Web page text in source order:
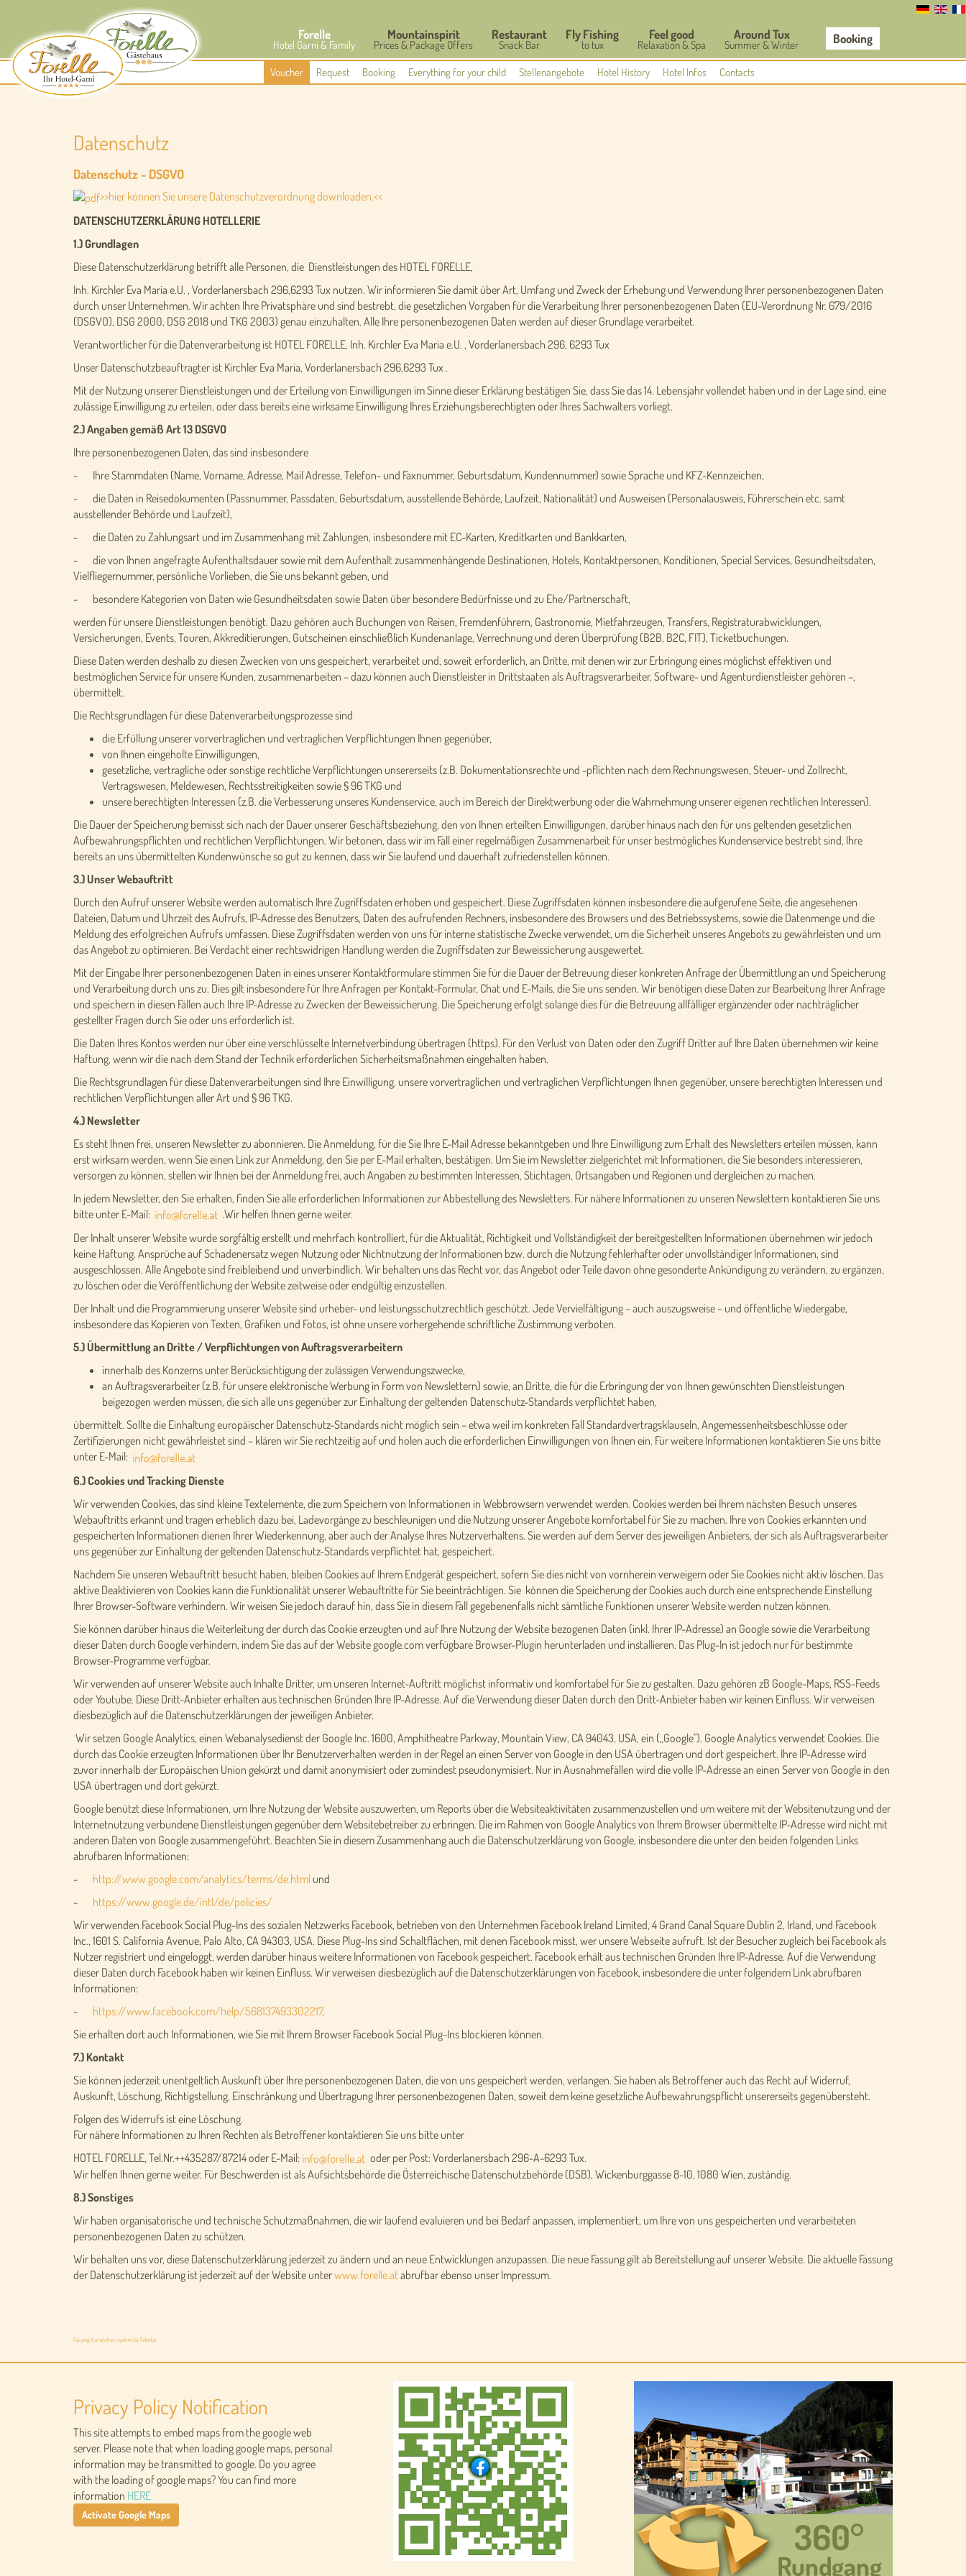
Forelle
Hotel Garni & Family
Mountainspirit
Prices & Package Offers
Restaurant
Snack Bar
Fly Fishing
to tux
Feel good
Relaxation & Spa
Around Tux
Summer & Winter Booking
Voucher Request Booking Everything for your child Stellenangebote Hotel History Hotel Infos Contacts
Datenschutz
Datenschutz - DSGVO
>>hier können Sie unsere Datenschutzverordnung downloaden.<<
DATENSCHUTZERKLÄRUNG HOTELLERIE
1.) Grundlagen
Diese Datenschutzerklärung betrifft alle Personen, die Dienstleistungen des HOTEL FORELLE,
Inh. Kirchler Eva Maria e.U. , Vorderlanersbach 296,6293 Tux nutzen. Wir informieren Sie damit über Art, Umfang und Zweck der Erhebung und Verwendung Ihrer personenbezogenen Daten
durch unser Unternehmen. Wir achten Ihre Privatsphäre und sind bestrebt, die gesetzlichen Vorgaben für die Verarbeitung Ihrer personenbezogenen Daten (EU-Verordnung Nr. 679/2016
(DSGVO), DSG 2000, DSG 2018 und TKG 2003) genau einzuhalten. Alle Ihre personenbezogenen Daten werden auf dieser Grundlage verarbeitet.
Verantwortlicher für die Datenverarbeitung ist HOTEL FORELLE, Inh. Kirchler Eva Maria e.U. , Vorderlanersbach 296, 6293 Tux
Unser Datenschutzbeauftragter ist Kirchler Eva Maria, Vorderlanersbach 296,6293 Tux .
Mit der Nutzung unserer Dienstleistungen und der Erteilung von Einwilligungen im Sinne dieser Erklärung bestätigen Sie, dass Sie das 14. Lebensjahr vollendet haben und in der Lage sind, eine
zulässige Einwilligung zu erteilen, oder dass bereits eine wirksame Einwilligung Ihres Erziehungsberechtigten oder Ihres Sachwalters vorliegt.
2.) Angaben gemäß Art 13 DSGVO
Ihre personenbezogenen Daten, das sind insbesondere
- Ihre Stammdaten (Name, Vorname, Adresse, Mail Adresse, Telefon- und Faxnummer, Geburtsdatum, Kundennummer) sowie Sprache und KFZ-Kennzeichen,
- die Daten in Reisedokumenten (Passnummer, Passdaten, Geburtsdatum, ausstellende Behörde, Laufzeit, Nationalität) und Ausweisen (Personalausweis, Führerschein etc. samt
ausstellender Behörde und Laufzeit),
- die Daten zu Zahlungsart und im Zusammenhang mit Zahlungen, insbesondere mit EC-Karten, Kreditkarten und Bankkarten,
- die von Ihnen angefragte Aufenthaltsdauer sowie mit dem Aufenthalt zusammenhängende Destinationen, Hotels, Kontaktpersonen, Konditionen, Special Services, Gesundheitsdaten,
Vielfliegernummer, persönliche Vorlieben, die Sie uns bekannt geben, und
- besondere Kategorien von Daten wie Gesundheitsdaten sowie Daten über besondere Bedürfnisse und zu Ehe/Partnerschaft,
werden für unsere Dienstleistungen benötigt. Dazu gehören auch Buchungen von Reisen, Fremdenführern, Gastronomie, Mietfahrzeugen, Transfers, Registraturabwicklungen,
Versicherungen, Events, Touren, Akkreditierungen, Gutscheinen einschließlich Kundenanlage, Verrechnung und deren Überprüfung (B2B, B2C, FIT), Ticketbuchungen.
Diese Daten werden deshalb zu diesen Zwecken von uns gespeichert, verarbeitet und, soweit erforderlich, an Dritte, mit denen wir zur Erbringung eines möglichst effektiven und
bestmöglichen Service für unsere Kunden, zusammenarbeiten – dazu können auch Dienstleister in Drittstaaten als Auftragsverarbeiter, Software- und Agenturdienstleister gehören –,
übermittelt.
Die Rechtsgrundlagen für diese Datenverarbeitungsprozesse sind
die Erfüllung unserer vorvertraglichen und vertraglichen Verpflichtungen Ihnen gegenüber,
von Ihnen eingeholte Einwilligungen,
gesetzliche, vertragliche oder sonstige rechtliche Verpflichtungen unsererseits (z.B. Dokumentationsrechte und -pflichten nach dem Rechnungswesen, Steuer- und Zollrecht,
Vertragswesen, Meldewesen, Rechtsstreitigkeiten sowie § 96 TKG und
unsere berechtigten Interessen (z.B. die Verbesserung unseres Kundenservice, auch im Bereich der Direktwerbung oder die Wahrnehmung unserer eigenen rechtlichen Interessen).
Die Dauer der Speicherung bemisst sich nach der Dauer unserer Geschäftsbeziehung, den von Ihnen erteilten Einwilligungen, darüber hinaus nach den für uns geltenden gesetzlichen
Aufbewahrungspflichten und rechtlichen Verpflichtungen. Wir betonen, dass wir im Fall einer regelmäßigen Zusammenarbeit für unser bestmögliches Kundenservice bestrebt sind, Ihre
bereits an uns übermittelten Kundenwünsche so gut zu kennen, dass wir Sie laufend und dauerhaft zufriedenstellen können.
3.) Unser Webauftritt
Durch den Aufruf unserer Website werden automatisch Ihre Zugriffsdaten erhoben und gespeichert. Diese Zugriffsdaten können insbesondere die aufgerufene Seite, die angesehenen
Dateien, Datum und Uhrzeit des Aufrufs, IP-Adresse des Benutzers, Daten des aufrufenden Rechners, insbesondere des Browsers und des Betriebssystems, sowie die Datenmenge und die
Meldung des erfolgreichen Aufrufs umfassen. Diese Zugriffsdaten werden von uns für interne statistische Zwecke verwendet, um die Sicherheit unseres Angebots zu gewährleisten und um
das Angebot zu optimieren. Bei Verdacht einer rechtswidrigen Handlung werden die Zugriffsdaten zur Beweissicherung ausgewertet.
Mit der Eingabe Ihrer personenbezogenen Daten in eines unserer Kontaktformulare stimmen Sie für die Dauer der Betreuung dieser konkreten Anfrage der Übermittlung an und Speicherung
und Verarbeitung durch uns zu. Dies gilt insbesondere für Ihre Anfragen per Kontakt-Formular, Chat und E-Mails, die Sie uns senden. Wir benötigen diese Daten zur Bearbeitung Ihrer Anfrage
und speichern in diesen Fällen auch Ihre IP-Adresse zu Zwecken der Beweissicherung. Die Speicherung erfolgt solange dies für die Betreuung allfälliger ergänzender oder nachträglicher
gestellter Fragen durch Sie oder uns erforderlich ist.
Die Daten Ihres Kontos werden nur über eine verschlüsselte Internetverbindung übertragen (https). Für den Verlust von Daten oder den Zugriff Dritter auf Ihre Daten übernehmen wir keine
Haftung, wenn wir die nach dem Stand der Technik erforderlichen Sicherheitsmaßnahmen eingehalten haben.
Die Rechtsgrundlagen für diese Datenverarbeitungen sind Ihre Einwilligung, unsere vorvertraglichen und vertraglichen Verpflichtungen Ihnen gegenüber, unsere berechtigten Interessen und
rechtlichen Verpflichtungen aller Art und § 96 TKG.
4.) Newsletter
Es steht Ihnen frei, unseren Newsletter zu abonnieren. Die Anmeldung, für die Sie Ihre E-Mail Adresse bekanntgeben und Ihre Einwilligung zum Erhalt des Newsletters erteilen müssen, kann
erst wirksam werden, wenn Sie einen Link zur Anmeldung, den Sie per E-Mail erhalten, bestätigen. Um Sie im Newsletter zielgerichtet mit Informationen, die Sie besonders interessieren,
versorgen zu können, stellen wir Ihnen bei der Anmeldung frei, auch Angaben zu bestimmten Interessen, Stichtagen, Ortsangaben und Regionen und dergleichen zu machen.
In jedem Newsletter, den Sie erhalten, finden Sie alle erforderlichen Informationen zur Abbestellung des Newsletters. Für nähere Informationen zu unseren Newslettern kontaktieren Sie uns
bitte unter E-Mail:
.Wir helfen Ihnen gerne weiter.
Der Inhalt unserer Website wurde sorgfältig erstellt und mehrfach kontrolliert, für die Aktualität, Richtigkeit und Vollständigkeit der bereitgestellten Informationen übernehmen wir jedoch
keine Haftung. Ansprüche auf Schadenersatz wegen Nutzung oder Nichtnutzung der Informationen bzw. durch die Nutzung fehlerhafter oder unvollständiger Informationen, sind
ausgeschlossen. Alle Angebote sind freibleibend und unverbindlich. Wir behalten uns das Recht vor, das Angebot oder Teile davon ohne gesonderte Ankündigung zu verändern, zu ergänzen,
zu löschen oder die Veröffentlichung der Website zeitweise oder endgültig einzustellen.
Der Inhalt und die Programmierung unserer Website sind urheber- und leistungsschutzrechtlich geschützt. Jede Vervielfältigung – auch auszugsweise – und öffentliche Wiedergabe,
insbesondere das Kopieren von Texten, Grafiken und Fotos, ist ohne unsere vorhergehende schriftliche Zustimmung verboten.
5.) Übermittlung an Dritte / Verpflichtungen von Auftragsverarbeitern
innerhalb des Konzerns unter Berücksichtigung der zulässigen Verwendungszwecke,
an Auftragsverarbeiter (z.B. für unsere elektronische Werbung in Form von Newslettern) sowie, an Dritte, die für die Erbringung der von Ihnen gewünschten Dienstleistungen
beigezogen werden müssen, die sich alle uns gegenüber zur Einhaltung der geltenden Datenschutz-Standards verpflichtet haben,
übermittelt. Sollte die Einhaltung europäischer Datenschutz-Standards nicht möglich sein – etwa weil im konkreten Fall Standardvertragsklauseln, Angemessenheitsbeschlüsse oder
Zertifizierungen nicht gewährleistet sind – klären wir Sie rechtzeitig auf und holen auch die erforderlichen Einwilligungen von Ihnen ein. Für weitere Informationen kontaktieren Sie uns bitte
unter E-Mail:
6.) Cookies und Tracking Dienste
Wir verwenden Cookies, das sind kleine Textelemente, die zum Speichern von Informationen in Webbrowsern verwendet werden. Cookies werden bei Ihrem nächsten Besuch unseres
Webauftritts erkannt und tragen erheblich dazu bei, Ladevorgänge zu beschleunigen und die Nutzung unserer Angebote komfortabel für Sie zu machen. Ihre von Cookies erkannten und
gespeicherten Informationen dienen Ihrer Wiederkennung, aber auch der Analyse Ihres Nutzerverhaltens. Sie werden auf dem Server des jeweiligen Anbieters, der sich als Auftragsverarbeiter
uns gegenüber zur Einhaltung der geltenden Datenschutz-Standards verpflichtet hat, gespeichert.
Nachdem Sie unseren Webauftritt besucht haben, bleiben Cookies auf Ihrem Endgerät gespeichert, sofern Sie dies nicht von vornherein verweigern oder Sie Cookies nicht aktiv löschen. Das
aktive Deaktivieren von Cookies kann die Funktionalität unserer Webauftritte für Sie beeinträchtigen. Sie können die Speicherung der Cookies auch durch eine entsprechende Einstellung
Ihrer Browser-Software verhindern. Wir weisen Sie jedoch darauf hin, dass Sie in diesem Fall gegebenenfalls nicht sämtliche Funktionen unserer Website werden nutzen können.
Sie können darüber hinaus die Weiterleitung der durch das Cookie erzeugten und auf Ihre Nutzung der Website bezogenen Daten (inkl. Ihrer IP-Adresse) an Google sowie die Verarbeitung
dieser Daten durch Google verhindern, indem Sie das auf der Website google.com verfügbare Browser-Plugin herunterladen und installieren. Das Plug-In ist jedoch nur für bestimmte
Browser-Programme verfügbar.
Wir verwenden auf unserer Website auch Inhalte Dritter, um unseren Internet-Auftritt möglichst informativ und komfortabel für Sie zu gestalten. Dazu gehören zB Google-Maps, RSS-Feeds
oder Youtube. Diese Dritt-Anbieter erhalten aus technischen Gründen Ihre IP-Adresse. Auf die Verwendung dieser Daten durch den Dritt-Anbieter haben wir keinen Einfluss. Wir verweisen
diesbezüglich auf die Datenschutzerklärungen der jeweiligen Anbieter.
Wir setzen Google Analytics, einen Webanalysedienst der Google Inc. 1600, Amphitheatre Parkway, Mountain View, CA 94043, USA, ein („Google"). Google Analytics verwendet Cookies. Die
durch das Cookie erzeugten Informationen über Ihr Benutzerverhalten werden in der Regel an einen Server von Google in den USA übertragen und dort gespeichert. Ihre IP-Adresse wird
zuvor innerhalb der Europäischen Union gekürzt und damit anonymisiert oder zumindest pseudonymisiert. Nur in Ausnahmefällen wird die volle IP-Adresse an einen Server von Google in den
USA übertragen und dort gekürzt.
Google benützt diese Informationen, um Ihre Nutzung der Website auszuwerten, um Reports über die Websiteaktivitäten zusammenzustellen und um weitere mit der Websitenutzung und der
Internetnutzung verbundene Dienstleistungen gegenüber dem Websitebetreiber zu erbringen. Die im Rahmen von Google Analytics von Ihrem Browser übermittelte IP-Adresse wird nicht mit
anderen Daten von Google zusammengeführt. Beachten Sie in diesem Zusammenhang auch die Datenschutzerklärung von Google, insbesondere die unter den beiden folgenden Links
abrufbaren Informationen:
- http://www.google.com/analytics/terms/de.html und
- https://www.google.de/intl/de/policies/
Wir verwenden Facebook Social Plug-Ins des sozialen Netzwerks Facebook, betrieben von den Unternehmen Facebook Ireland Limited, 4 Grand Canal Square Dublin 2, Irland, und Facebook
Inc., 1601 S. California Avenue, Palo Alto, CA 94303, USA. Diese Plug-Ins sind Schaltflächen, mit denen Facebook misst, wer unsere Webseite aufruft. Ist der Besucher zugleich bei Facebook als
Nutzer registriert und eingeloggt, werden darüber hinaus weitere Informationen von Facebook gespeichert. Facebook erhält aus technischen Gründen Ihre IP-Adresse. Auf die Verwendung
dieser Daten durch Facebook haben wir keinen Einfluss. Wir verweisen diesbezüglich auf die Datenschutzerklärungen von Facebook, insbesondere die unter folgendem Link abrufbaren
Informationen:
- https://www.facebook.com/help/568137493302217.
Sie erhalten dort auch Informationen, wie Sie mit Ihrem Browser Facebook Social Plug-Ins blockieren können.
7.) Kontakt
Sie können jederzeit unentgeltlich Auskunft über Ihre personenbezogenen Daten, die von uns gespeichert werden, verlangen. Sie haben als Betroffener auch das Recht auf Widerruf,
Auskunft, Löschung, Richtigstellung, Einschränkung und Übertragung Ihrer personenbezogenen Daten, soweit dem keine gesetzliche Aufbewahrungspflicht unsererseits gegenübersteht.
Folgen des Widerrufs ist eine Löschung.
Für nähere Informationen zu Ihren Rechten als Betroffener kontaktieren Sie uns bitte unter
HOTEL FORELLE, Tel.Nr.++435287/87214 oder E-Mail:
oder per Post: Vorderlanersbach 296-A-6293 Tux.
Wir helfen Ihnen gerne weiter. Für Beschwerden ist als Aufsichtsbehörde die Österreichische Datenschutzbehörde (DSB), Wickenburggasse 8-10, 1080 Wien, zuständig.
8.) Sonstiges
Wir haben organisatorische und technische Schutzmaßnahmen, die wir laufend evaluieren und bei Bedarf anpassen, implementiert, um Ihre von uns gespeicherten und verarbeiteten
personenbezogenen Daten zu schützen.
Wir behalten uns vor, diese Datenschutzerklärung jederzeit zu ändern und an neue Entwicklungen anzupassen. Die neue Fassung gilt ab Bereitstellung auf unserer Website. Die aktuelle Fassung
der Datenschutzerklärung ist jederzeit auf der Website unterwww.forelle.atabrufbar ebenso unser Impressum.
FaLang translation system by Faboba
Privacy Policy Notification
This site attempts to embed maps from the google web
server. Please note that when loading google maps, personal
information may be transmitted to google. Do you agree
with the loading of google maps? You can find more
information HERE